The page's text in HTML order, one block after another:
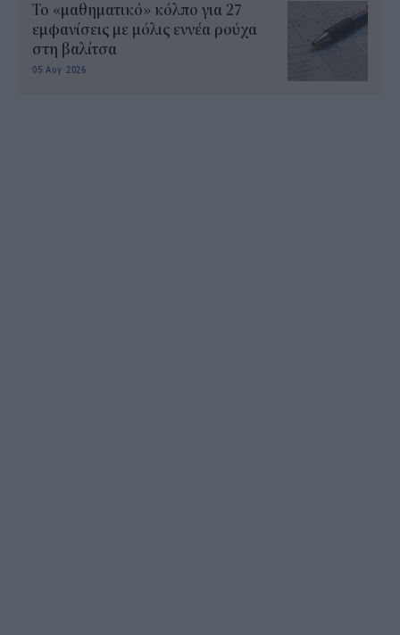
Το «μαθηματικό» κόλπο για 27
εμφανίσεις με μόλις εννέα ρούχα
στη βαλίτσα
05 Αυγ 2026